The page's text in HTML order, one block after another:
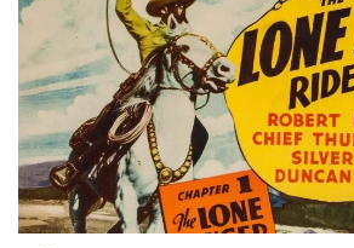
ÉPICO / MITOLÓGICO
EXPERIMENTOS
FANTÁSTICO
MUSICAL
TERROR
WESTERN / CHAMBARA
DISEÑO WEB
CONTACTO
TARJETA
DIGITAL